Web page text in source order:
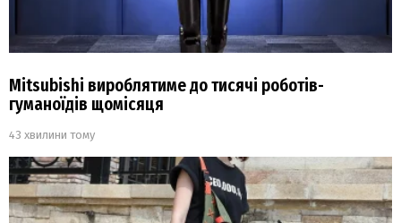
Mitsubishi вироблятиме до тисячі роботів-
гуманоїдів щомісяця
43 хвилини тому